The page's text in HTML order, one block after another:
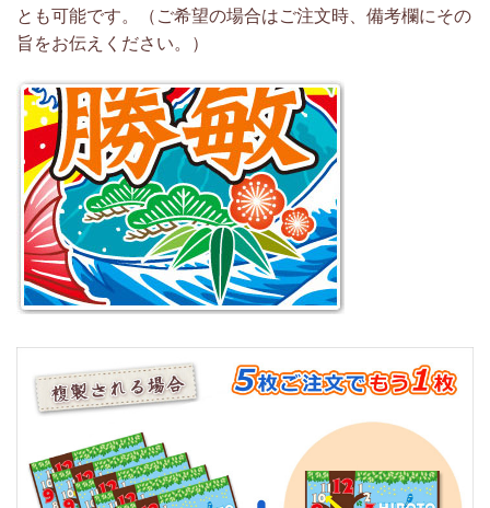
とも可能です。（ご希望の場合はご注文時、備考欄にその
旨をお伝えください。）